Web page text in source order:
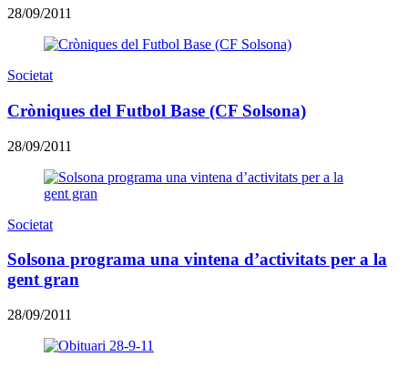
28/09/2011
Societat
Cròniques del Futbol Base (CF Solsona)
28/09/2011
Societat
Solsona programa una vintena d’activitats per a la
gent gran
28/09/2011